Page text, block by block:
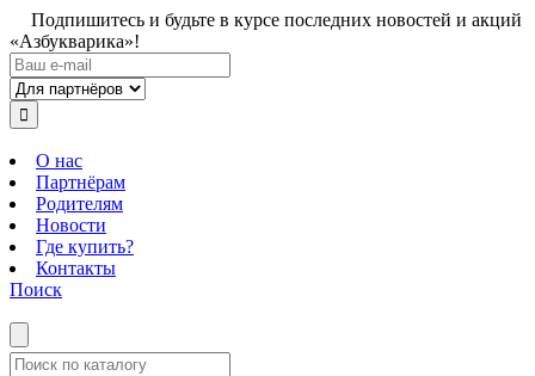
Подпишитесь и будьте в курсе последних новостей и акций
«Азбукварика»!
О нас
Партнёрам
Родителям
Новости
Где купить?
Контакты
Поиск